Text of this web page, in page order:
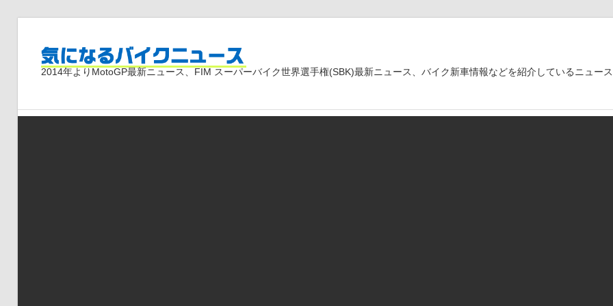
気
に
2014年よりMotoGP最新ニュース、FIM スーパーバイク世界選手権(SBK)最新ニュース、バイク新車情報などを紹介しているニュース